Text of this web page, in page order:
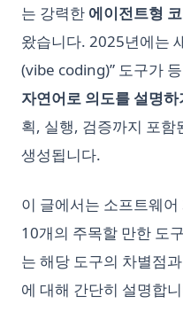
LlamaIndex: Data
Longterm Memory
Tokens
Mastering the Art: How to
Maximizing the Use of
to Use OpenAI
Offline ChatGPT: Your
Offline ChatGPT: 언제 어디
Open AI '해당 모델이 존재
OpenAI o1의 빠른 리뷰
OpenAI를 최대한 활용하는
작하는 방법
Pandas에서 빈 DataFrame
Pandas에서 컬럼 이름 바꾸
Pandas에서 키 오류(Key
Python Vector Database:
Spatial Data and
Python 벡터 데이터베이스:
고의 데이터베이스와 도구
Python Multiprocessing: 속
Python Not Equal
Examples
Python Notebooks: The
Beginners
Python Pathlib: The
Python Pi 가이드: 튜토리얼,
Python Poetry: Modern
Packaging Guide
Python Poetry: 현대적인 의
는 강력한 에이전트형
왔습니다. 2025년에는
(vibe coding)” 도구가
자연어로 의도를 설명하
획, 실행, 검증까지 포함
생성됩니다.
이 글에서는 소프트웨
10개의 주목할 만한 도
는 해당 도구의 차별점
에 대해 간단히 설명합